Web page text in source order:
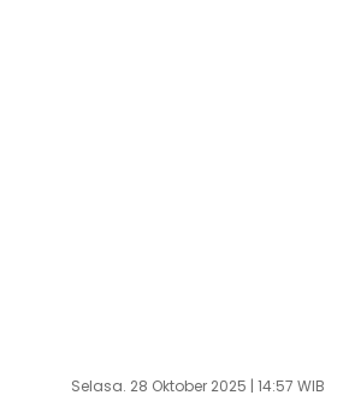
Selasa. 28 Oktober 2025 | 14:57 WIB